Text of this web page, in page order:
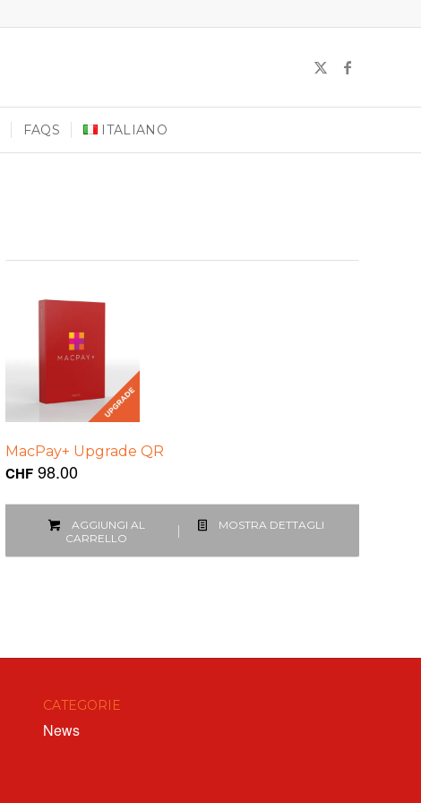
FAQS ITALIANO
MacPay+ Upgrade QR
CHF 98.00
AGGIUNGI AL
CARRELLO
MOSTRA DETTAGLI
CATEGORIE
News